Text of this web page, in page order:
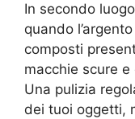
In secondo
quando
composti
macchie scure
Una pulizia
dei tuoi oggetti,